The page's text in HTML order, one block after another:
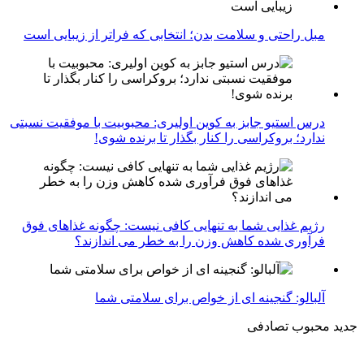
مبل راحتی و سلامت بدن؛ انتخابی که فراتر از زیبایی است
درس استیو جابز به کوین اولیری: محبوبیت با موفقیت نسبتی
ندارد؛ بروکراسی را کنار بگذار تا برنده شوی!
رژیم غذایی شما به تنهایی کافی نیست: چگونه غذاهای فوق
فرآوری شده کاهش وزن را به خطر می اندازند؟
آلبالو: گنجینه ای از خواص برای سلامتی شما
جدید محبوب تصادفی